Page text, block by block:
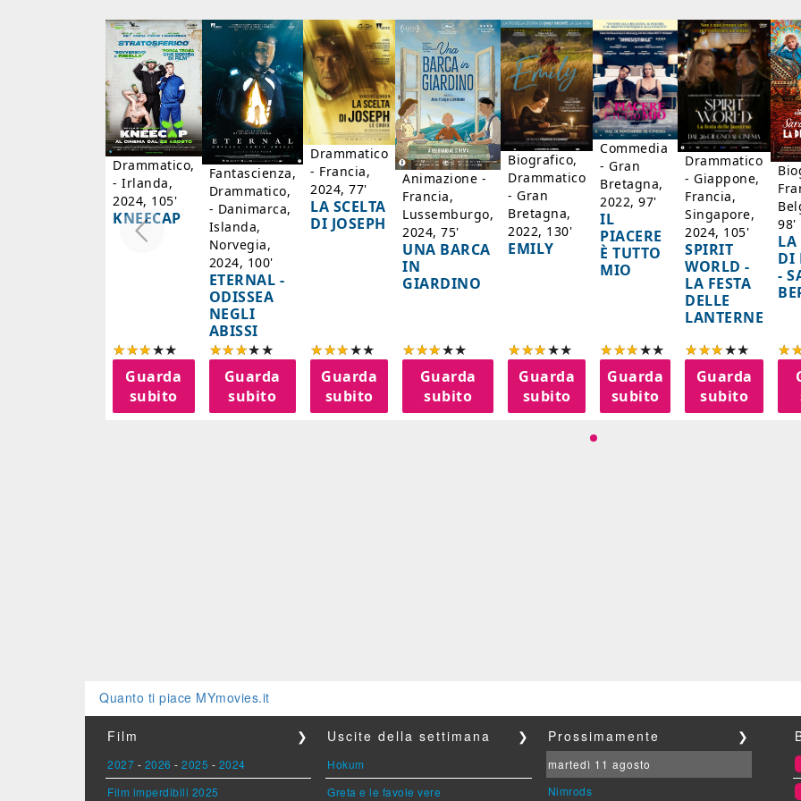
Drammatico,
- Irlanda,
2024, 105'
KNEECAP
Guarda
subito
Fantascienza,
Drammatico,
- Danimarca,
Islanda,
Norvegia,
2024, 100'
ETERNAL -
ODISSEA
NEGLI
ABISSI
Guarda
subito
Drammatico
- Francia,
2024, 77'
LA SCELTA
DI JOSEPH
Guarda
subito
Animazione -
Francia,
Lussemburgo,
2024, 75'
UNA BARCA
IN
GIARDINO
Guarda
subito
Biografico,
Drammatico
- Gran
Bretagna,
2022, 130'
EMILY
Guarda
subito
Commedia
- Gran
Bretagna,
2022, 97'
IL
PIACERE
È TUTTO
MIO
Guarda
subito
Drammatico
- Giappone,
Francia,
Singapore,
2024, 105'
SPIRIT
WORLD -
LA FESTA
DELLE
LANTERNE
Guarda
subito
98'
DI
-
Quanto ti piace MYmovies.it
Film ❯
2027 - 2026 - 2025 - 2024
Film imperdibili 2025
Uscite della settimana ❯
Hokum
Greta e le favole vere
Prossimamente ❯
martedì 11 agosto
Nimrods